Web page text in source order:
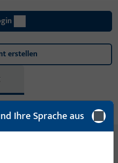
erstellen
Downloads
Ihre Sprache aus